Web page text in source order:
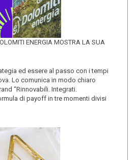
ENERGIA MOSTRA LA SUA
ed essere al passo con i tempi
Lo comunica in modo chiaro
“Rinnovabili. Integrati.
di payoff in tre momenti divisi